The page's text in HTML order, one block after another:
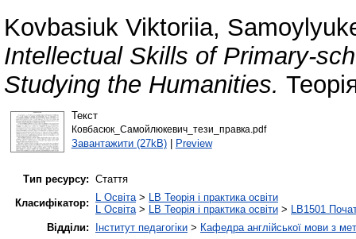
Kovbasiuk Viktoriia,
Intellectual Skills of Primary-
Studying the Humanities.
Текст
Ковбасюк_Самойлюкевич_тези_правка.pdf
Завантажити (27kB)| Preview
Тип ресурсу: Стаття
Класифікатор:
L Освіта> LB Теорія і практика освіти
L Освіта> LB Теорія і практика освіти > LB1501
Відділи:
Інститут педагогіки > Кафедра англійської мови з